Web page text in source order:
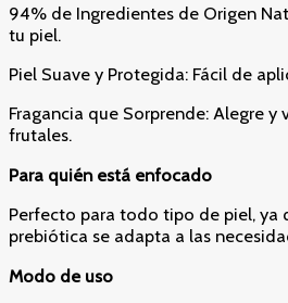
94% de Ingredientes de Origen
tu piel.
Piel Suave y Protegida: Fácil de
Fragancia que Sorprende: Alegre y
frutales.
Para quién está enfocado
Perfecto para todo tipo de piel, ya
prebiótica se adapta a las
Modo de uso